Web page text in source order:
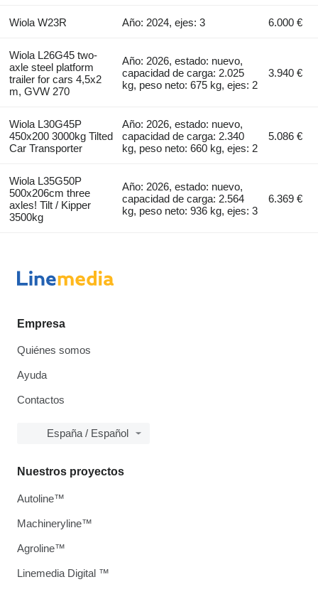
Wiola W23R Año: 2024, ejes: 3 6.000 €
Wiola L26G45 two-
axle steel platform
trailer for cars 4,5x2
m, GVW 270
Año: 2026, estado: nuevo,
capacidad de carga: 2.025
kg, peso neto: 675 kg, ejes: 2
3.940 €
Wiola L30G45P
450x200 3000kg Tilted
Car Transporter
Año: 2026, estado: nuevo,
capacidad de carga: 2.340
kg, peso neto: 660 kg, ejes: 2
5.086 €
Wiola L35G50P
500x206cm three
axles! Tilt / Kipper
3500kg
Año: 2026, estado: nuevo,
capacidad de carga: 2.564
kg, peso neto: 936 kg, ejes: 3
6.369 €
Empresa
Quiénes somos
Ayuda
Contactos
España / Español
Nuestros proyectos
Autoline™
Machineryline™
Agroline™
Linemedia Digital ™